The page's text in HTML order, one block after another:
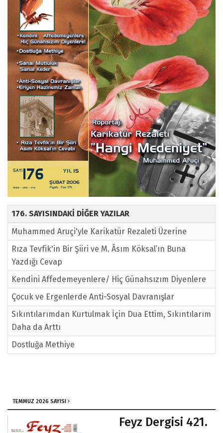
176. SAYISINDAKİ DİĞER YAZILAR
Muhammed Aruçi'yle Karikatür Rezaleti Üzerine
Rıza Tevfik'in Bir Şiiri ve M. Âsım Köksal’ın Buna
Yazdığı Cevap
Kendini Affedemeyenlere/ Hiç Günahsızım Diyenlere
Çocuk ve Ergenlerde Anti-Sosyal Davranışlar
Sıkıntılarımdan Kurtulmak İçin Dua Ettim, Sıkıntılarım
Daha da Arttı
Dostluğa Methiye
TEMMUZ 2026 SAYISI
Feyz Dergisi 421.